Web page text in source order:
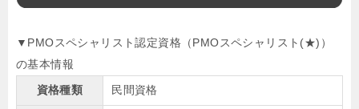
▼PMOスペシャリスト認定資格（PMOスペシャリスト(★)）
の基本情報
資格種類 民間資格